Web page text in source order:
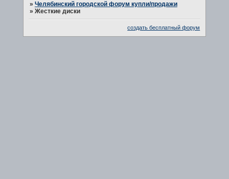
» Челябинский городской форум купли/продажи
» Жесткие диски
создать бесплатный форум